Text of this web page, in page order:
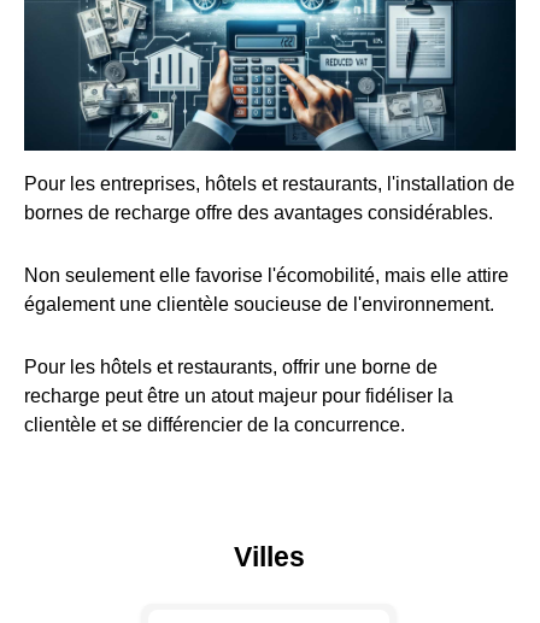
Pour les entreprises, hôtels et restaurants, l'installation de
bornes de recharge offre des avantages considérables.
Non seulement elle favorise l'écomobilité, mais elle attire
également une clientèle soucieuse de l'environnement.
Pour les hôtels et restaurants, offrir une borne de
recharge peut être un atout majeur pour fidéliser la
clientèle et se différencier de la concurrence.
Villes